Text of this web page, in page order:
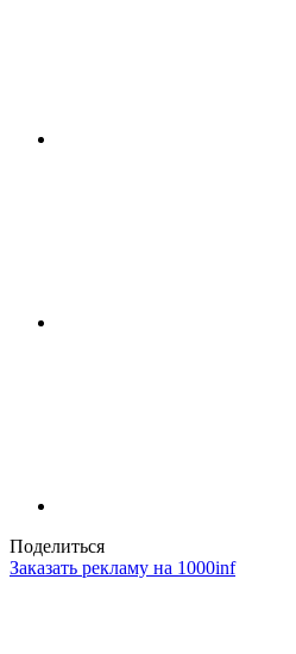
Поделиться
Заказать рекламу на 1000inf